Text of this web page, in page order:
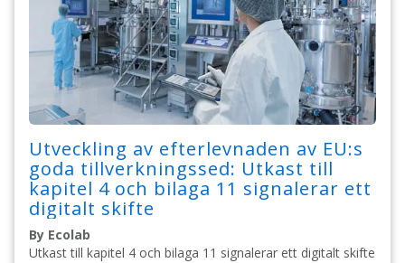
Utveckling av efterlevnaden av EU:s
goda tillverkningssed: Utkast till
kapitel 4 och bilaga 11 signalerar ett
digitalt skifte
By Ecolab
Utkast till kapitel 4 och bilaga 11 signalerar ett digitalt skifte